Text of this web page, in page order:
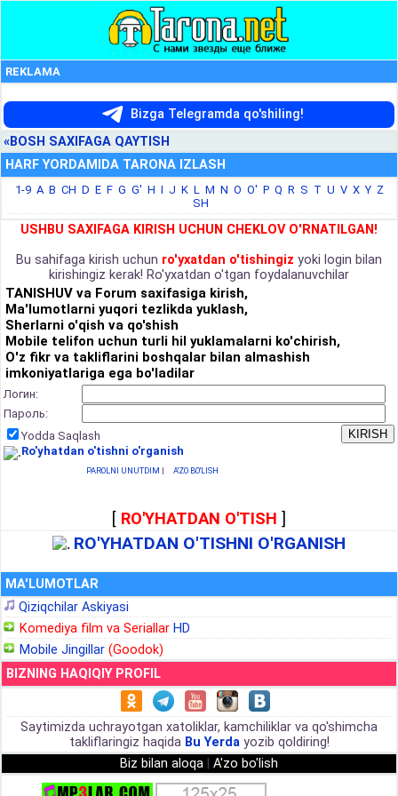
REKLAMA
Bizga Telegramda qo'shiling!
«BOSH SAXIFAGA QAYTISH
HARF YORDAMIDA TARONA IZLASH
1-9 A B CH D E F G G' H I J K L M N O O' P Q R S T U V X Y Z
SH
USHBU SAXIFAGA KIRISH UCHUN CHEKLOV O'RNATILGAN!
Bu sahifaga kirish uchun ro'yxatdan o'tishingiz yoki login bilan
kirishingiz kerak! Ro'yxatdan o'tgan foydalanuvchilar
TANISHUV va Forum saxifasiga kirish,
Ma'lumotlarni yuqori tezlikda yuklash,
Sherlarni o'qish va qo'shish
Mobile telifon uchun turli hil yuklamalarni ko'chirish,
O'z fikr va takliflarini boshqalar bilan almashish
imkoniyatlariga ega bo'ladilar
Логин:
Пароль:
Yodda Saqlash
Ro'yhatdan o'tishni o'rganish
PAROLNI UNUTDIM | A'ZO BO'LISH
[ RO'YHATDAN O'TISH ]
RO'YHATDAN O'TISHNI O'RGANISH
MA'LUMOTLAR
Qiziqchilar Askiyasi
Komediya film va Seriallar HD
Mobile Jingillar (Goodok)
BIZNING HAQIQIY PROFIL
Saytimizda uchrayotgan xatoliklar, kamchiliklar va qo'shimcha
takliflaringiz haqida Bu Yerdayozib qoldiring!
Biz bilan aloqa
A'zo bo'lish